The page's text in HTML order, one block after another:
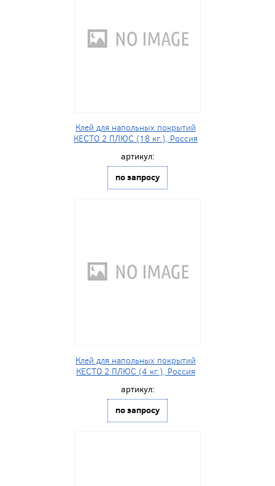
Клей для напольных покрытий
КЕСТО 2 ПЛЮС (18 кг.), Россия
артикул:
по запросу
Клей для напольных покрытий
КЕСТО 2 ПЛЮС (4 кг.), Россия
артикул:
по запросу